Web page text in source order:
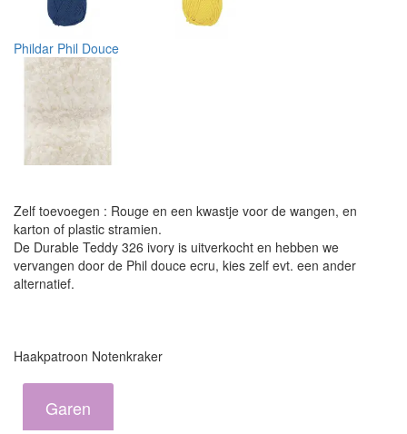
Phildar Phil Douce
Zelf toevoegen : Rouge en een kwastje voor de wangen, en
karton of plastic stramien.
De Durable Teddy 326 ivory is uitverkocht en hebben we
vervangen door de Phil douce ecru, kies zelf evt. een ander
alternatief.
Haakpatroon Notenkraker
Garen